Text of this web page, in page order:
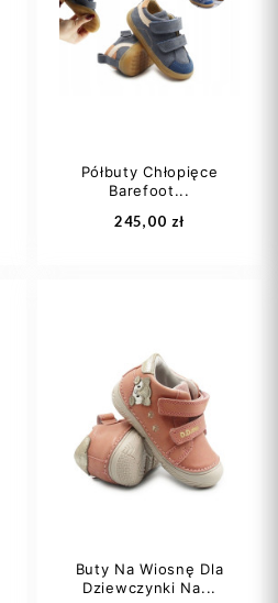
21 22
23
24
25
Dodaj do koszyka
Półbuty Chłopięce
Barefoot...
245,00 zł
26
Dodaj do koszyka
Buty Na Wiosnę Dla
Dziewczynki Na...